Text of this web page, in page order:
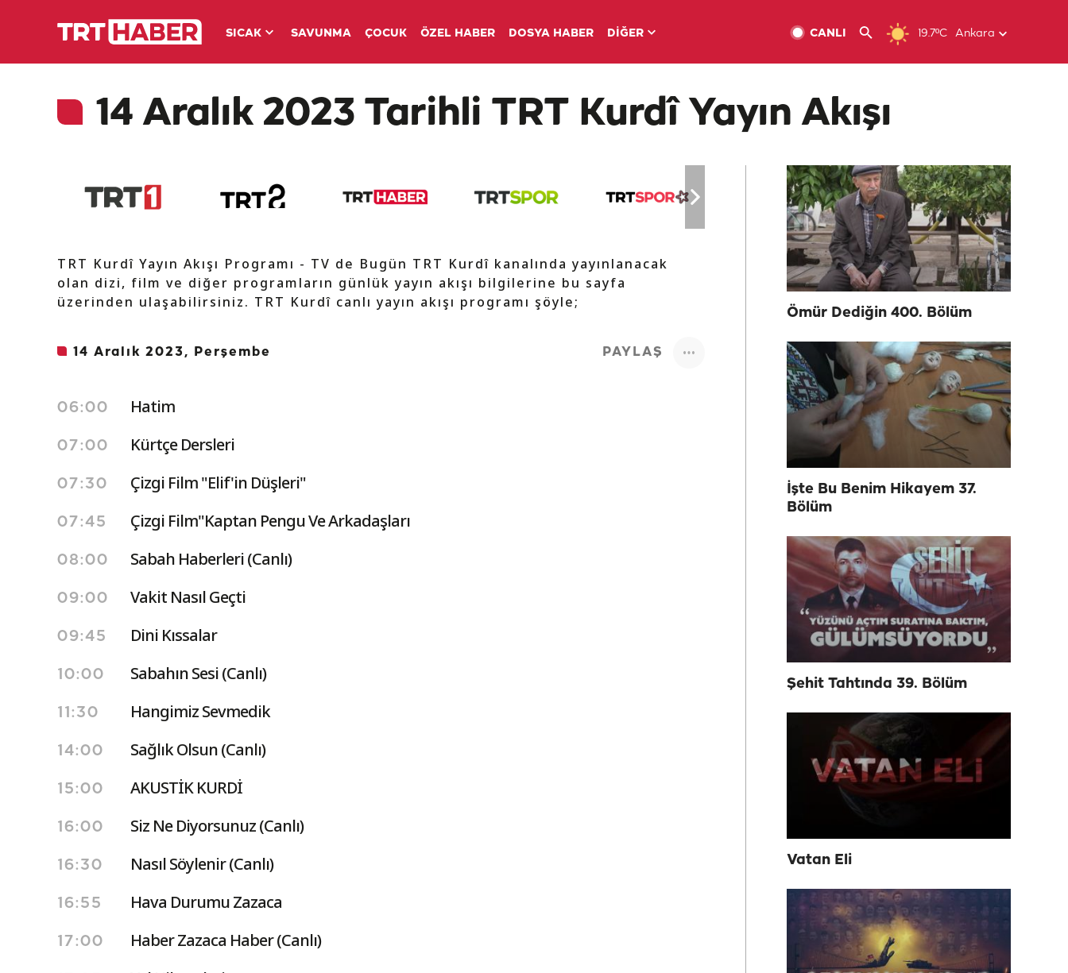
SICAK SAVUNMA ÇOCUK ÖZEL HABER DOSYA HABER DİĞER 19.7ºC Ankara
CANLI
14 Aralık 2023 Tarihli TRT Kurdî Yayın Akışı
TRT Kurdî Yayın Akışı Programı - TV de Bugün TRT Kurdî kanalında yayınlanacak
olan dizi, film ve diğer programların günlük yayın akışı bilgilerine bu sayfa
üzerinden ulaşabilirsiniz. TRT Kurdî canlı yayın akışı programı şöyle;
14 Aralık 2023, Perşembe PAYLAŞ
06:00 Hatim
07:00 Kürtçe Dersleri
07:30 Çizgi Film "Elif'in Düşleri"
07:45 Çizgi Film"Kaptan Pengu Ve Arkadaşları
08:00 Sabah Haberleri (Canlı)
09:00 Vakit Nasıl Geçti
09:45 Dini Kıssalar
10:00 Sabahın Sesi (Canlı)
11:30 Hangimiz Sevmedik
14:00 Sağlık Olsun (Canlı)
15:00 AKUSTİK KURDİ
16:00 Siz Ne Diyorsunuz (Canlı)
16:30 Nasıl Söylenir (Canlı)
16:55 Hava Durumu Zazaca
17:00 Haber Zazaca Haber (Canlı)
Ömür Dediğin 400. Bölüm
İşte Bu Benim Hikayem 37.
Bölüm
Şehit Tahtında 39. Bölüm
Vatan Eli